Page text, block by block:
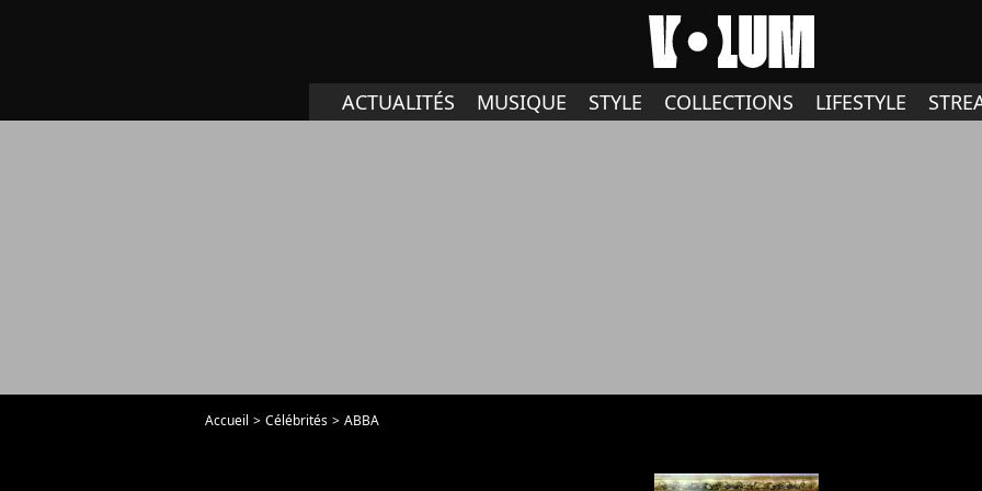
ACTUALITÉS MUSIQUE STYLE COLLECTIONS LIFESTYLE
Accueil Célébrités ABBA